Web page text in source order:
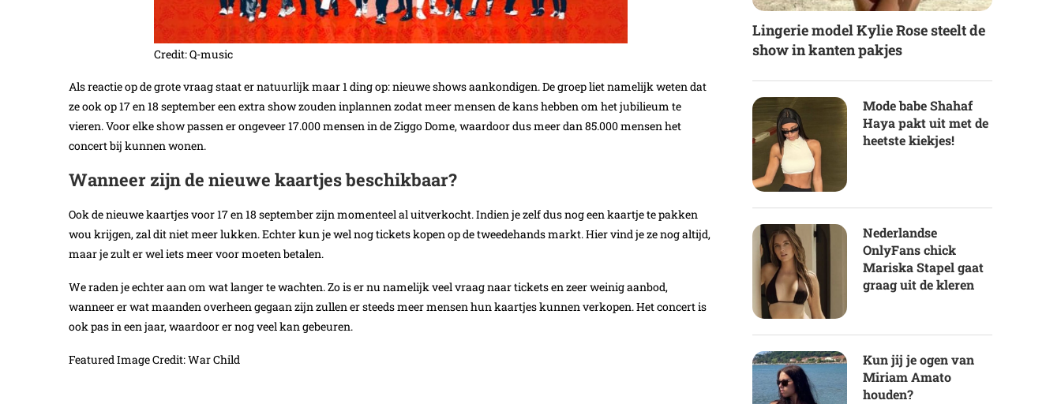
Credit: Q-music
Als reactie op de grote vraag staat er natuurlijk maar 1 ding op: nieuwe shows aankondigen. De groep liet namelijk weten dat
ze ook op 17 en 18 september een extra show zouden inplannen zodat meer mensen de kans hebben om het jubilieum te
vieren. Voor elke show passen er ongeveer 17.000 mensen in de Ziggo Dome, waardoor dus meer dan 85.000 mensen het
concert bij kunnen wonen.
Wanneer zijn de nieuwe kaartjes beschikbaar?
Ook de nieuwe kaartjes voor 17 en 18 september zijn momenteel al uitverkocht. Indien je zelf dus nog een kaartje te pakken
wou krijgen, zal dit niet meer lukken. Echter kun je wel nog tickets kopen op de tweedehands markt. Hier vind je ze nog altijd,
maar je zult er wel iets meer voor moeten betalen.
We raden je echter aan om wat langer te wachten. Zo is er nu namelijk veel vraag naar tickets en zeer weinig aanbod,
wanneer er wat maanden overheen gegaan zijn zullen er steeds meer mensen hun kaartjes kunnen verkopen. Het concert is
ook pas in een jaar, waardoor er nog veel kan gebeuren.
Featured Image Credit: War Child
Lingerie model Kylie Rose steelt de
show in kanten pakjes
Mode babe Shahaf
Haya pakt uit met de
heetste kiekjes!
Nederlandse
OnlyFans chick
Mariska Stapel gaat
graag uit de kleren
Kun jij je ogen van
Miriam Amato
houden?